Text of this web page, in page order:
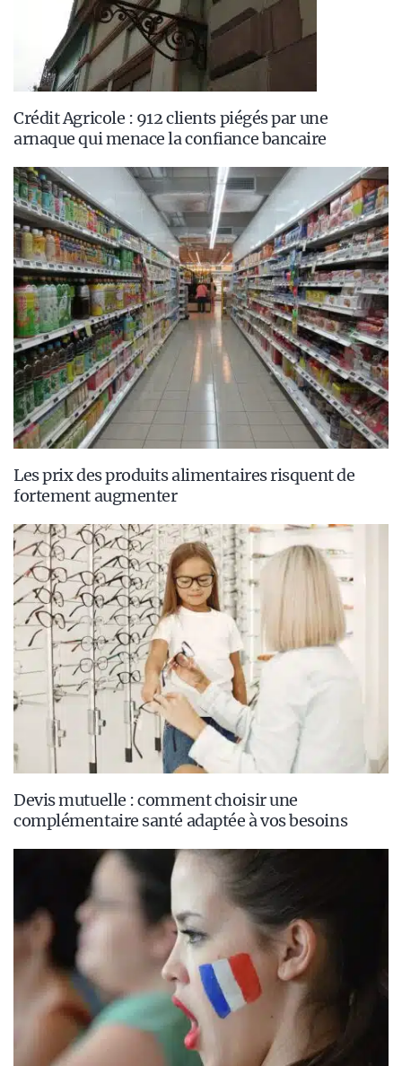
Crédit Agricole : 912 clients piégés par une
arnaque qui menace la confiance bancaire
Les prix des produits alimentaires risquent de
fortement augmenter
Devis mutuelle : comment choisir une
complémentaire santé adaptée à vos besoins